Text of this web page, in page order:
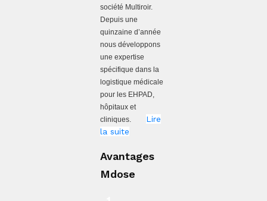
société Multiroir.
Depuis une
quinzaine d’année
nous développons
une expertise
spécifique dans la
logistique médicale
pour les EHPAD,
hôpitaux et
cliniques.
Lire
la suite
Avantages
Mdose